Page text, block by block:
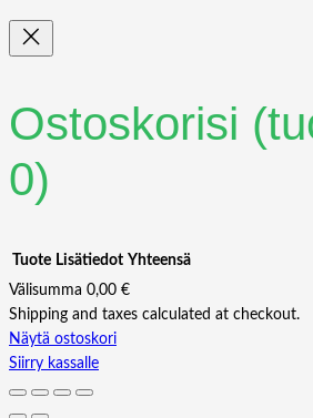
Ostoskorisi
0)
Tuotteet
ostoskorissa
Tuote Lisätiedot Yhteensä
Välisumma 0,00 €
Shipping and taxes calculated at checkout.
Näytä ostoskori
Siirry kassalle